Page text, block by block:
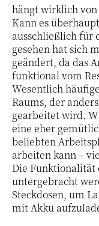
hängt wirklich von
Kann es
ausschließlich für
gesehen hat sich
geändert, da das
funktional vom
Wesentlich
Raums, der
gearbeitet wird.
eine eher
beliebten
arbeiten kann –
Die Funktionalität
untergebracht
Steckdosen, um
mit Akku